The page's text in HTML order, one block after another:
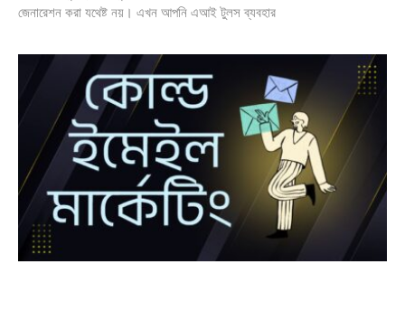
জেনারেশন করা যথেষ্ট নয়। এখন আপনি এআই টুলস ব্যবহার